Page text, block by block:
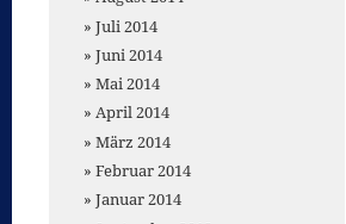
Juli 2014
Juni 2014
Mai 2014
April 2014
März 2014
Februar 2014
Januar 2014